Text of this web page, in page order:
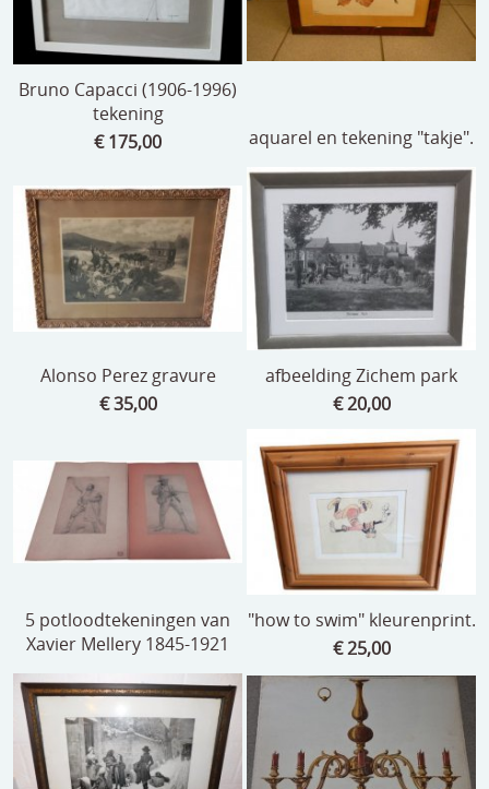
Bruno Capacci (1906-1996)
tekening
€ 175,00
aquarel en tekening "takje".
Alonso Perez gravure
€ 35,00
afbeelding Zichem park
€ 20,00
5 potloodtekeningen van
Xavier Mellery 1845-1921
"how to swim" kleurenprint.
€ 25,00